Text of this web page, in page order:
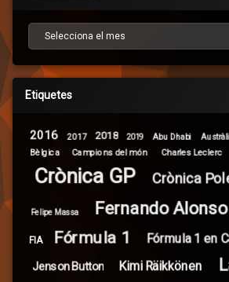
Arxiu d’articles
Etiquetes
2016 2017 2018 2019 Abu Dhabi
Bèlgica
Campions del món Charles Leclerc
Crònica GP Crònica
Felipe Massa Fernando Alonso
FIA Fórmula 1 Fórmula 1 en
Jenson Button Kimi Räikkönen